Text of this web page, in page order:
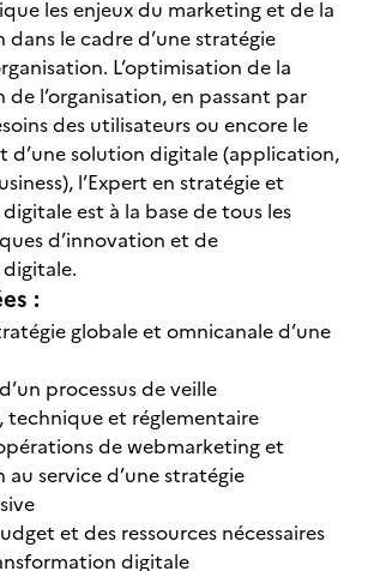
les enjeux du marketing et de la
le cadre d’une stratégie
L’optimisation de la
l’organisation, en passant par
des utilisateurs ou encore le
d’une solution digitale (application,
l’Expert en stratégie et
est à la base de tous les
d’innovation et de
:
globale et omnicanale d’une
processus de veille
technique et réglementaire
de webmarketing et
service d’une stratégie
et des ressources nécessaires
digitale